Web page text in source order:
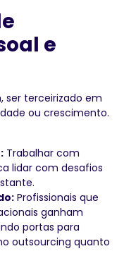
e
ser terceirizado em
ou crescimento.
Trabalhar com
lidar com desafios
Profissionais que
ganham
portas para
outsourcing quanto